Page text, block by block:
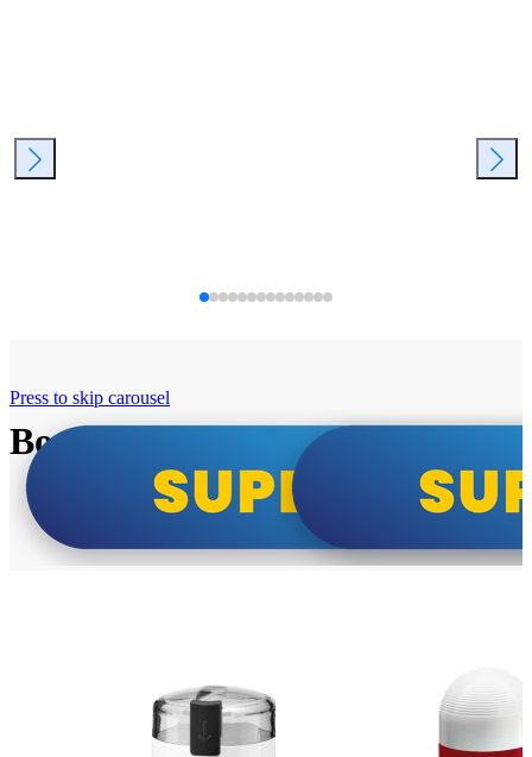
Bosch super cene
Press to skip carousel